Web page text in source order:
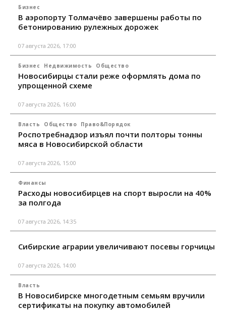
Бизнес
В аэропорту Толмачёво завершены работы по
бетонированию рулежных дорожек
07 августа 2026, 17:00
Бизнес Недвижимость Общество
Новосибирцы стали реже оформлять дома по
упрощенной схеме
07 августа 2026, 16:00
Власть Общество Право&Порядок
Роспотребнадзор изъял почти полторы тонны
мяса в Новосибирской области
07 августа 2026, 15:00
Финансы
Расходы новосибирцев на спорт выросли на 40%
за полгода
07 августа 2026, 14:35
Сибирские аграрии увеличивают посевы горчицы
07 августа 2026, 14:00
Власть
В Новосибирске многодетным семьям вручили
сертификаты на покупку автомобилей